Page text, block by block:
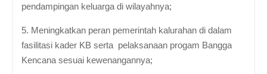
pendampingan keluarga di wilayahnya;
5. Meningkatkan peran pemerintah kalurahan di dalam
fasilitasi kader KB serta pelaksanaan progam Bangga
Kencana sesuai kewenangannya;